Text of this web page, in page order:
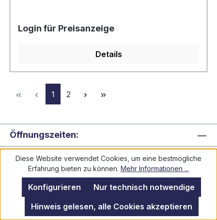
Login für Preisanzeige
Details
Seite
1 Seite
2
Öffnungszeiten:
Rechtliches
Informationen
Diese Website verwendet Cookies, um eine bestmögliche
Erfahrung bieten zu können. Mehr Informationen ...
Nur technisch notwendige
Konfigurieren
Hinweis gelesen, alle Cookies akzeptieren